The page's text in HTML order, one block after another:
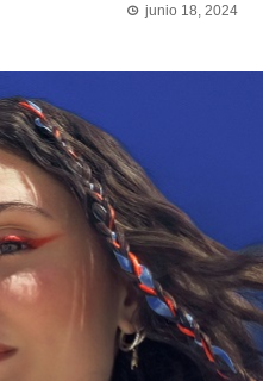
junio 18, 2024